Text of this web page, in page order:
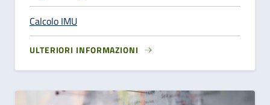
Calcolo IMU
ULTERIORI INFORMAZIONI